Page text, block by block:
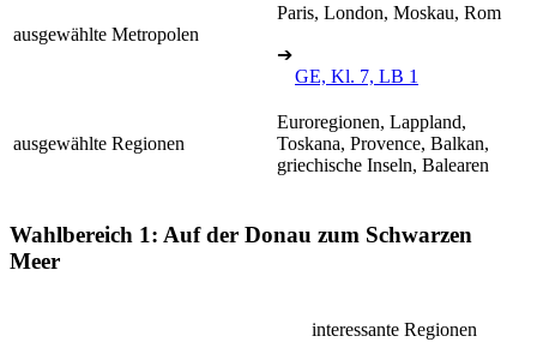
ausgewählte Metropolen
Paris, London, Moskau, Rom
➔
GE, Kl. 7, LB 1
ausgewählte Regionen
Euroregionen, Lappland,
Toskana, Provence, Balkan,
griechische Inseln, Balearen
Wahlbereich 1: Auf der Donau zum Schwarzen
Meer
interessante Regionen